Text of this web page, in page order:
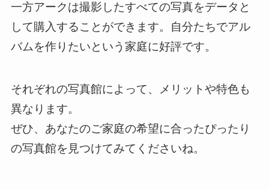
一方アークは撮影したすべての写真をデータと
して購入することができます。自分たちでアル
バムを作りたいという家庭に好評です。
それぞれの写真館によって、メリットや特色も
異なります。
ぜひ、あなたのご家庭の希望に合ったぴったり
の写真館を見つけてみてくださいね。